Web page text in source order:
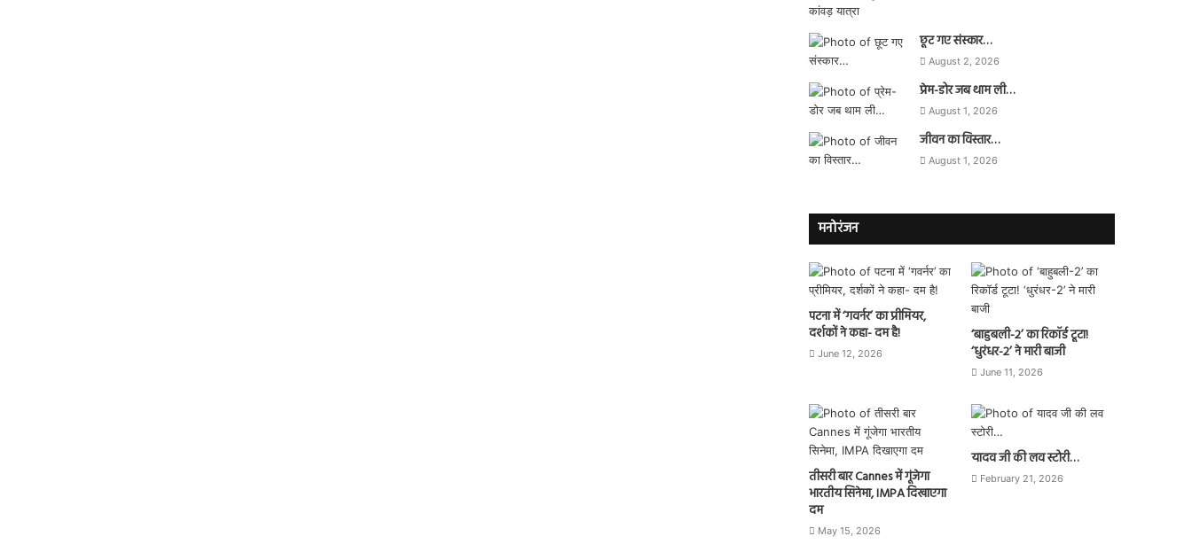
छूट गए संस्कार…
August 2, 2026
प्रेम-डोर जब थाम ली…
August 1, 2026
जीवन का विस्तार…
August 1, 2026
मनोरंजन
पटना में ‘गवर्नर’ का प्रीमियर,
दर्शकों ने कहा- दम है!
June 12, 2026
‘बाहुबली-2’ का रिकॉर्ड टूटा!
‘धुरंधर-2’ ने मारी बाजी
June 11, 2026
तीसरी बार Cannes में गूंजेगा
भारतीय सिनेमा, IMPA दिखाएगा
दम
May 15, 2026
यादव जी की लव स्टोरी…
February 21, 2026